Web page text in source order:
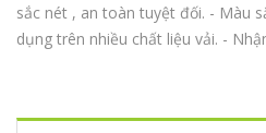
sắc nét , an toàn tuyệt đối. - Màu
dụng trên nhiều chất liệu vải. -